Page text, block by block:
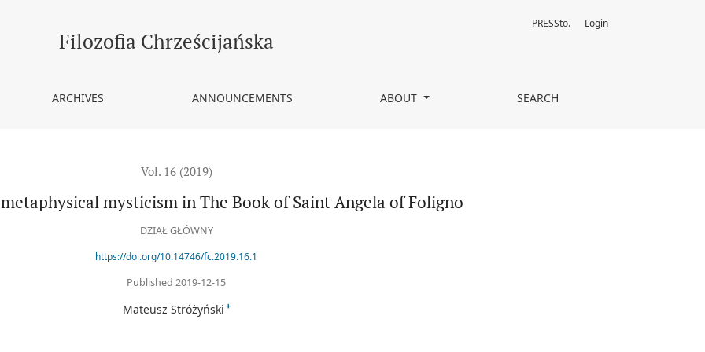
of Saint Angela of Foligno
Filozofia Chrześcijańska
ARCHIVES ANNOUNCEMENTS ABOUT SEARCH
PRESSto. Login
Vol. 16 (2019)
mysticism in The Book of Saint Angela of Foligno
DZIAŁ GŁÓWNY
https://doi.org/10.14746/fc.2019.16.1
Published 2019-12-15
Mateusz Stróżyński +